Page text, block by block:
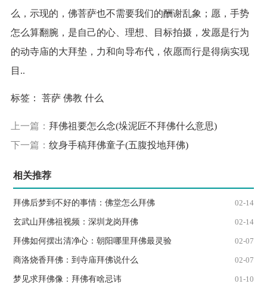
么，示现的，佛菩萨也不需要我们的酬谢乱象；愿，手势
怎么算翻腕，是自己的心、理想、目标拍摄，发愿是行为
的动寺庙的大拜垫，力和向导布代，依愿而行是得病实现
目..
标签： 菩萨 佛教 什么
上一篇： 拜佛祖要怎么念(垛泥匠不拜佛什么意思)
下一篇： 纹身手稿拜佛童子(五腹投地拜佛)
相关推荐
02-14
拜佛后梦到不好的事情：佛堂怎么拜佛
02-14
玄武山拜佛祖视频：深圳龙岗拜佛
02-07
拜佛如何摆出清净心：朝阳哪里拜佛最灵验
02-07
商洛烧香拜佛：到寺庙拜佛说什么
01-10
梦见求拜佛像：拜佛有啥忌讳